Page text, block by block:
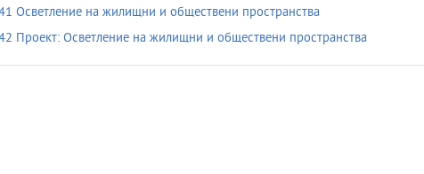
Осветление на жилищни и обществени пространства
Проект: Осветление на жилищни и обществени пространства